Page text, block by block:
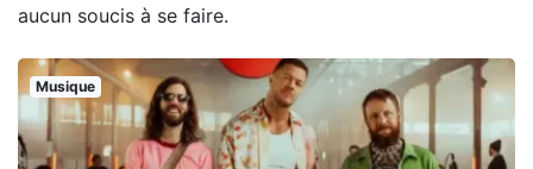
aucun soucis à se faire.
Musique